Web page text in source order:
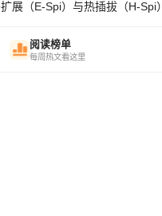
展（E-Spi）与热插拔（H-Spi）
阅读榜单
每周热文看这里